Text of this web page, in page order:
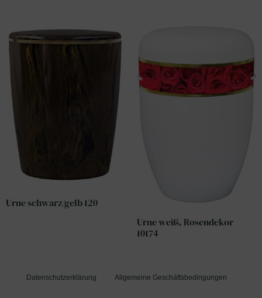
Urne schwarz/gelb 120
Urne weiß, Rosendekor
10174
Datenschutzerklärung Allgemeine Geschäftsbedingungen